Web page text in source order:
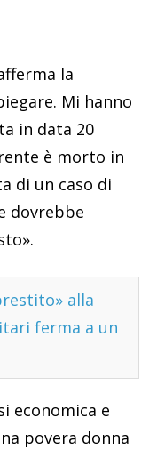
la
Mi hanno
in data 20
è morto in
di un caso di
dovrebbe
alla
ferma a un
economica e
povera donna